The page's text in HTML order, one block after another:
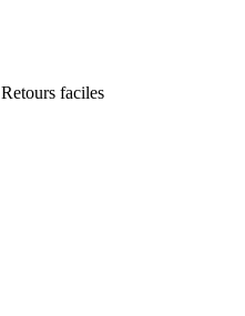
Retours faciles